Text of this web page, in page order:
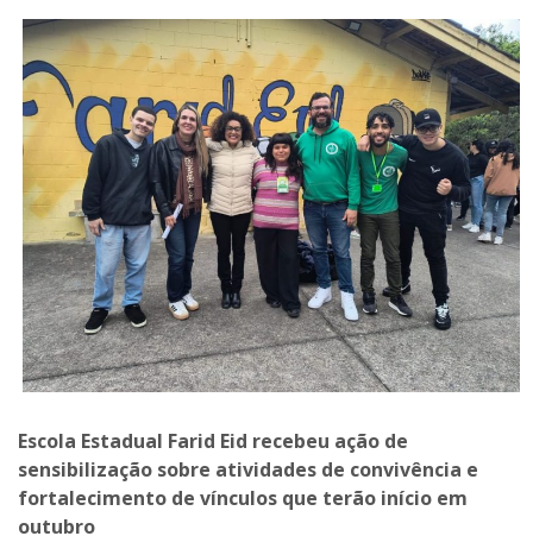
Escola Estadual Farid Eid recebeu ação de
sensibilização sobre atividades de convivência e
fortalecimento de vínculos que terão início em
outubro